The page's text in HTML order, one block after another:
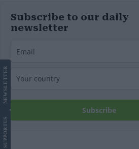
Subscribe to our daily
newsletter
Subscribe
SUPPORT
US
NEWS
LETTER